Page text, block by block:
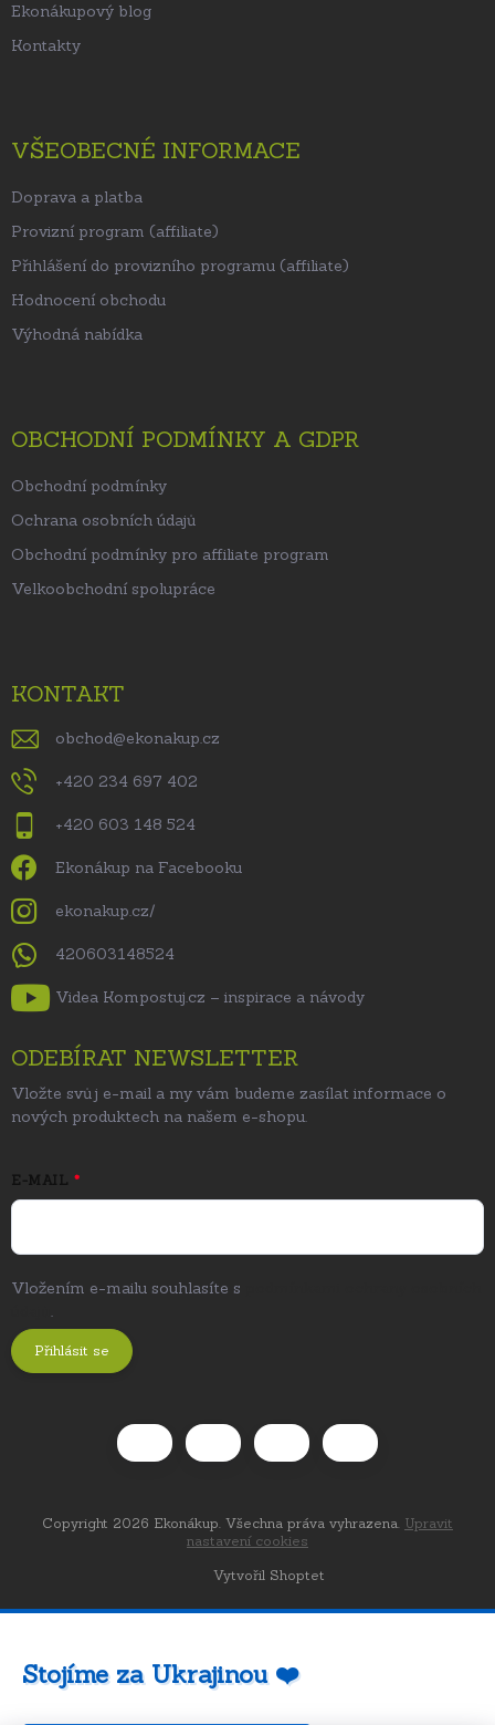
Ekonákupový blog
Kontakty
VŠEOBECNÉ INFORMACE
Doprava a platba
Provizní program (affiliate)
Přihlášení do provizního programu (affiliate)
Hodnocení obchodu
Výhodná nabídka
OBCHODNÍ PODMÍNKY A GDPR
Obchodní podmínky
Ochrana osobních údajů
Obchodní podmínky pro affiliate program
Velkoobchodní spolupráce
KONTAKT
obchod@ekonakup.cz
+420 234 697 402
+420 603 148 524
Ekonákup na Facebooku
ekonakup.cz/
420603148524
Videa Kompostuj.cz – inspirace a návody
ODEBÍRAT NEWSLETTER
Vložte svůj e-mail a my vám budeme zasílat informace o
nových produktech na našem e-shopu.
E-MAIL
Vložením e-mailu souhlasíte s
.
Přihlásit se
Vytvořil Shoptet
Copyright 2026 Ekonákup. Všechna práva vyhrazena. Upravit
nastavení cookies
Stojíme za Ukrajinou ❤️